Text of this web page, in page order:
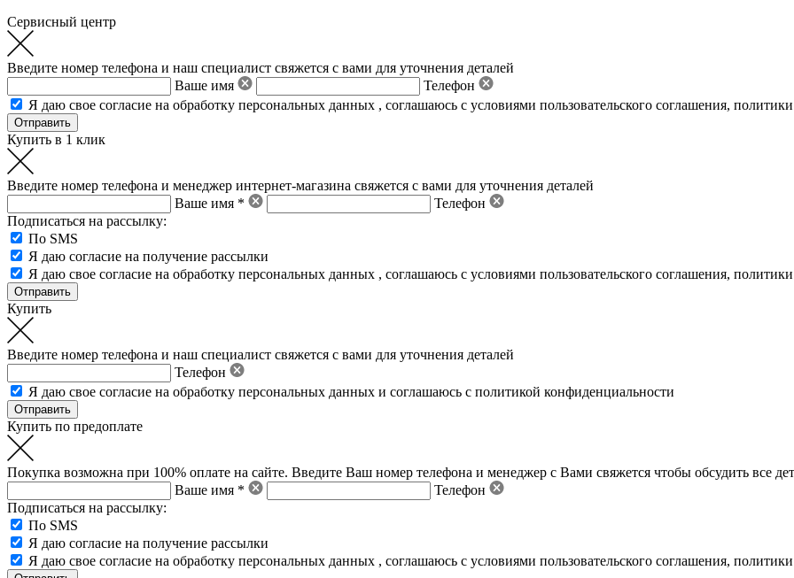
Сервисный центр
Введите номер телефона и наш специалист свяжется с вами для уточнения деталей
Ваше имя
Телефон
Я даю свое согласие на обработку персональных данных , соглашаюсь с условиями пользовательского соглашения,
Купить в 1 клик
Введите номер телефона и менеджер интернет-магазина свяжется с вами для уточнения деталей
Ваше имя *
Телефон
Подписаться на рассылку:
По SMS
Я даю согласие на получение рассылки
Я даю свое согласие на обработку персональных данных , соглашаюсь с условиями пользовательского соглашения,
Купить
Введите номер телефона и наш специалист свяжется с вами для уточнения деталей
Телефон
Я даю свое согласие на обработку персональных данных и соглашаюсь с политикой конфиденциальности
Купить по предоплате
Покупка возможна при 100% оплате на сайте. Введите Ваш номер телефона и менеджер с Вами свяжется чтобы обсудить все
Ваше имя *
Телефон
Подписаться на рассылку:
По SMS
Я даю согласие на получение рассылки
Я даю свое согласие на обработку персональных данных , соглашаюсь с условиями пользовательского соглашения,